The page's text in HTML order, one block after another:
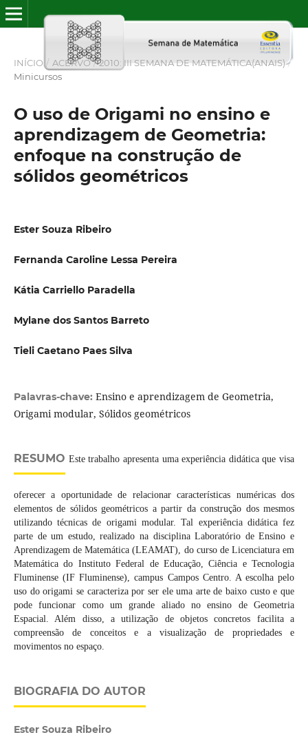
INÍCIO / ACERVO / 2010: III SEMANA DE MATEMÁTICA(ANAIS) /
Minicursos
O uso de Origami no ensino e
aprendizagem de Geometria:
enfoque na construção de
sólidos geométricos
Ester Souza Ribeiro
Fernanda Caroline Lessa Pereira
Kátia Carriello Paradella
Mylane dos Santos Barreto
Tieli Caetano Paes Silva
Palavras-chave: Ensino e aprendizagem de Geometria,
Origami modular, Sólidos geométricos
RESUMO Este trabalho apresenta uma experiência didática que visa
oferecer a oportunidade de relacionar características numéricas dos
elementos de sólidos geométricos a partir da construção dos mesmos
utilizando técnicas de origami modular. Tal experiência didática fez
parte de um estudo, realizado na disciplina Laboratório de Ensino e
Aprendizagem de Matemática (LEAMAT), do curso de Licenciatura em
Matemática do Instituto Federal de Educação, Ciência e Tecnologia
Fluminense (IF Fluminense), campus Campos Centro. A escolha pelo
uso do origami se caracteriza por ser ele uma arte de baixo custo e que
pode funcionar como um grande aliado no ensino de Geometria
Espacial. Além disso, a utilização de objetos concretos facilita a
compreensão de conceitos e a visualização de propriedades e
movimentos no espaço.
BIOGRAFIA DO AUTOR
Ester Souza Ribeiro